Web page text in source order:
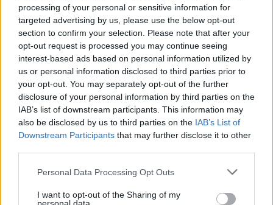
processing of your personal or sensitive information for
targeted advertising by us, please use the below opt-out
section to confirm your selection. Please note that after your
opt-out request is processed you may continue seeing
interest-based ads based on personal information utilized by
us or personal information disclosed to third parties prior to
your opt-out. You may separately opt-out of the further
disclosure of your personal information by third parties on the
IAB’s list of downstream participants. This information may
also be disclosed by us to third parties on the IAB’s List of
Downstream Participants that may further disclose it to other
Please note that this website/app uses one or more Google
not limited to your visit or usage behaviour. You may click to
Personal Data Processing Opt Outs
I want to opt-out of the Sharing of my
Αυτό που την εντυπωσιάζει, είναι πόσο χρόνο
Υόρκη, αν έβγαζες το BlackBerry σου στο κλαμπ ή
σε ένα μπαρ και τραβούσες μια φωτογραφία,